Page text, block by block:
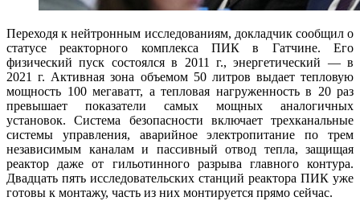
Переходя к нейтронным исследованиям, докладчик сообщил о
статусе реакторного комплекса ПИК в Гатчине. Его
физический пуск состоялся в 2011 г., энергетический — в
2021 г. Активная зона объемом 50 литров выдает тепловую
мощность 100 мегаватт, а тепловая нагруженность в 20 раз
превышает показатели самых мощных аналогичных
установок. Система безопасности включает трехканальные
системы управления, аварийное электропитание по трем
независимым каналам и пассивный отвод тепла, защищая
реактор даже от гильотинного разрыва главного контура.
Двадцать пять исследовательских станций реактора ПИК уже
готовы к монтажу, часть из них монтируется прямо сейчас.